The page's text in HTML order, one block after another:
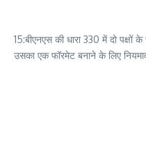
15:बीएनएस की धारा 330 में दो पक्षों
उसका एक फॉरमेट बनाने के लिए